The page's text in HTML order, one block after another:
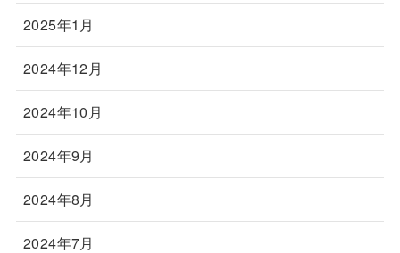
2025年1月
2024年12月
2024年10月
2024年9月
2024年8月
2024年7月